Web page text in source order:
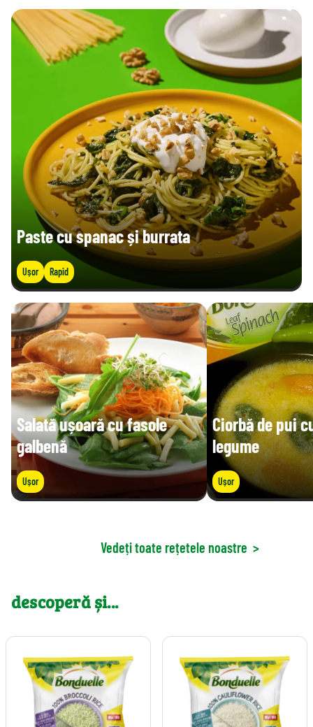
- din care zaharuri (g)
0,5 g
1,0 g
Fibre (g)
1,9 g
3,8 g
Proteine (g)
1,8 g
3,6 g
0,06 g
Vitamina B9 totală (µg)
69,4 µg 138,8 µg
Paste cu spanac și burrata
Ușor Rapid
Salată ușoară cu fasole
galbenă
Ușor
Ciorbă de pui
legume
Ușor
Vedeți toate rețetele noastre >
descoperă și...